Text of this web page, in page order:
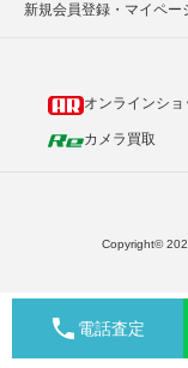
新規会員登録・マイペー
オンラインショ
カメラ買取
Copyright©
電話査定